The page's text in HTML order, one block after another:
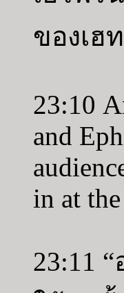
ของเฮ
23:10
and
in at
23:11